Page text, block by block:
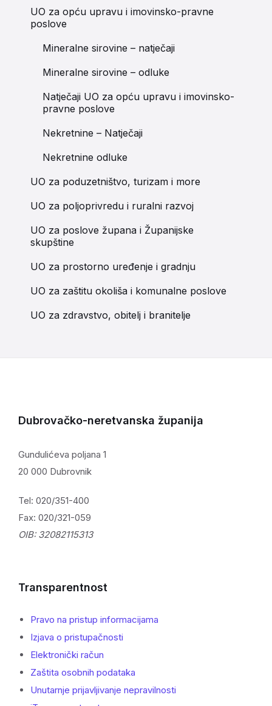
UO za opću upravu i imovinsko-pravne
poslove
Mineralne sirovine – natječaji
Mineralne sirovine – odluke
Natječaji UO za opću upravu i imovinsko-
pravne poslove
Nekretnine – Natječaji
Nekretnine odluke
UO za poduzetništvo, turizam i more
UO za poljoprivredu i ruralni razvoj
UO za poslove župana i Županijske
skupštine
UO za prostorno uređenje i gradnju
UO za zaštitu okoliša i komunalne poslove
UO za zdravstvo, obitelj i branitelje
Dubrovačko-neretvanska županija
Gundulićeva poljana 1
20 000 Dubrovnik
Tel: 020/351-400
Fax: 020/321-059
OIB: 32082115313
Transparentnost
Pravo na pristup informacijama
Izjava o pristupačnosti
Elektronički račun
Zaštita osobnih podataka
Unutarnje prijavljivanje nepravilnosti